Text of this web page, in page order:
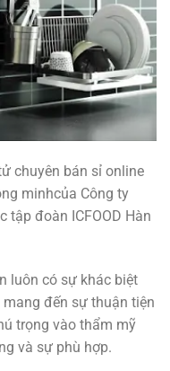
chuyên bán sỉ online
minhcủa Công ty
tập đoàn ICFOOD Hàn
luôn có sự khác biệt
đến sự thuận tiện
trọng vào thẩm mỹ
và sự phù hợp.